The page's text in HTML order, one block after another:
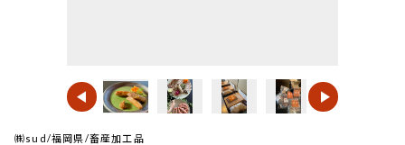
㈱sud/福岡県/畜産加工品